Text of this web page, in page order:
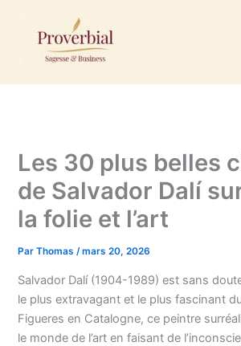
contenu
Les 30 plus belles
de Salvador Dalí
la folie et l’art
ParThomas/mars 20, 2026
Salvador Dalí (1904-1989) est sans
le plus extravagant et le plus fascinant
Figueres en Catalogne, ce peintre
le monde de l’art en faisant de